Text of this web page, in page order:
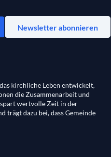
Newsletter abonnieren
kirchliche Leben entwickelt,
die Zusammenarbeit und
wertvolle Zeit in der
trägt dazu bei, dass Gemeinde